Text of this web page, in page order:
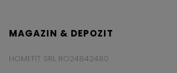
MAGAZIN & DEPOZIT
HOMEFIT SRL RO24842480